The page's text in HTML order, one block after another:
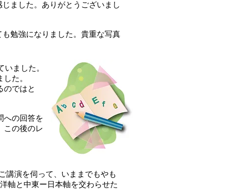
ました。ありがとうございまし
勉強になりました。貴重な写真
ました。
た。
のではと
への回答を
この後のレ
講演を伺って、いままでもやも
軸と中東ー日本軸を交わらせた